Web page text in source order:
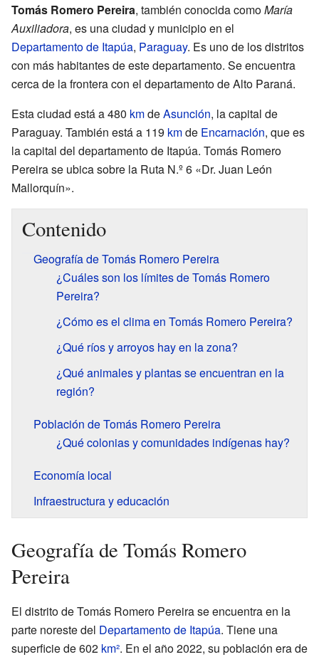
Tomás Romero Pereira, también conocida comoMaría
Auxiliadora, es una ciudad y municipio en el
Departamento de Itapúa, Paraguay. Es uno de los distritos
con más habitantes de este departamento. Se encuentra
cerca de la frontera con el departamento de Alto Paraná.
Esta ciudad está a 480 kmdeAsunción, la capital de
Paraguay. También está a 119 kmde Encarnación, que es
la capital del departamento de Itapúa. Tomás Romero
Pereira se ubica sobre la Ruta N.º 6 «Dr. Juan León
Mallorquín».
Contenido
Geografía de Tomás Romero Pereira
¿Cuáles son los límites de Tomás Romero
Pereira?
¿Cómo es el clima en Tomás Romero Pereira?
¿Qué ríos y arroyos hay en la zona?
¿Qué animales y plantas se encuentran en la
región?
Población de Tomás Romero Pereira
¿Qué colonias y comunidades indígenas hay?
Economía local
Infraestructura y educación
Geografía de Tomás Romero
Pereira
El distrito de Tomás Romero Pereira se encuentra en la
parte noreste del Departamento de Itapúa. Tiene una
superficie de 602 km². En el año 2022, su población era de